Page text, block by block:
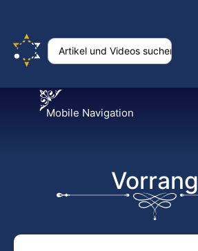
Mobile Navigation
Vorrang